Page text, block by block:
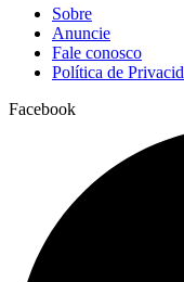
Sobre
Anuncie
Fale conosco
Política de
Facebook